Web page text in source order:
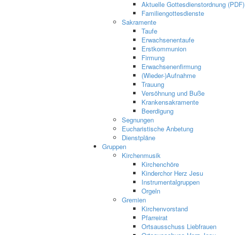
Aktuelle Gottesdienstordnung (PDF)
Familiengottesdienste
Sakramente
Taufe
Erwachsenentaufe
Erstkommunion
Firmung
Erwachsenenfirmung
(Wieder-)Aufnahme
Trauung
Versöhnung und Buße
Krankensakramente
Beerdigung
Segnungen
Eucharistische Anbetung
Dienstpläne
Gruppen
Kirchenmusik
Kirchenchöre
Kinderchor Herz Jesu
Instrumentalgruppen
Orgeln
Gremien
Kirchenvorstand
Pfarreirat
Ortsausschuss Liebfrauen